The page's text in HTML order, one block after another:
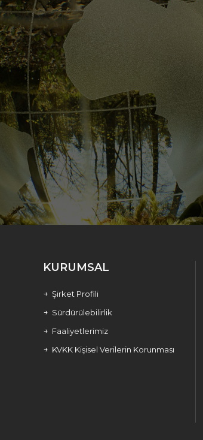
KURUMSAL
Şirket Profili
Sürdürülebilirlik
Faaliyetlerimiz
KVKK Kişisel Verilerin Korunması